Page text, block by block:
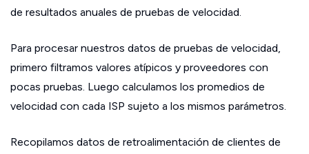
de resultados anuales de pruebas de velocidad.
Para procesar nuestros datos de pruebas de velocidad,
primero filtramos valores atípicos y proveedores con
pocas pruebas. Luego calculamos los promedios de
velocidad con cada ISP sujeto a los mismos parámetros.
Recopilamos datos de retroalimentación de clientes de